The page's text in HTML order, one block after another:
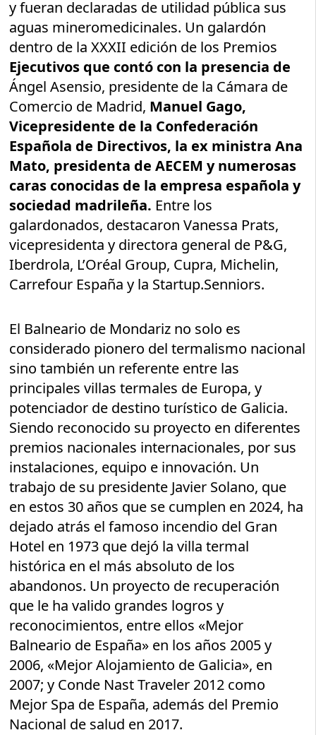
y fueran declaradas de utilidad pública sus
aguas mineromedicinales. Un galardón
dentro de la XXXII edición de los Premios
Ejecutivos que contó con la presencia de
Ángel Asensio, presidente de la Cámara de
Comercio de Madrid, Manuel Gago,
Vicepresidente de la Confederación
Española de Directivos, la ex ministra Ana
Mato, presidenta de AECEM y numerosas
caras conocidas de la empresa española y
sociedad madrileña. Entre los
galardonados, destacaron Vanessa Prats,
vicepresidenta y directora general de P&G,
Iberdrola, L’Oréal Group, Cupra, Michelin,
Carrefour España y la Startup.Senniors.
El Balneario de Mondariz no solo es
considerado pionero del termalismo nacional
sino también un referente entre las
principales villas termales de Europa, y
potenciador de destino turístico de Galicia.
Siendo reconocido su proyecto en diferentes
premios nacionales internacionales, por sus
instalaciones, equipo e innovación. Un
trabajo de su presidente Javier Solano, que
en estos 30 años que se cumplen en 2024, ha
dejado atrás el famoso incendio del Gran
Hotel en 1973 que dejó la villa termal
histórica en el más absoluto de los
abandonos. Un proyecto de recuperación
que le ha valido grandes logros y
reconocimientos, entre ellos «Mejor
Balneario de España» en los años 2005 y
2006, «Mejor Alojamiento de Galicia», en
2007; y Conde Nast Traveler 2012 como
Mejor Spa de España, además del Premio
Nacional de salud en 2017.